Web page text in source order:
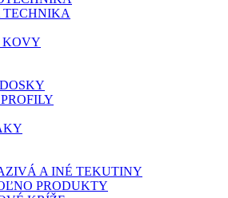
KOVY
A INÉ TEKUTINY
PRODUKTY